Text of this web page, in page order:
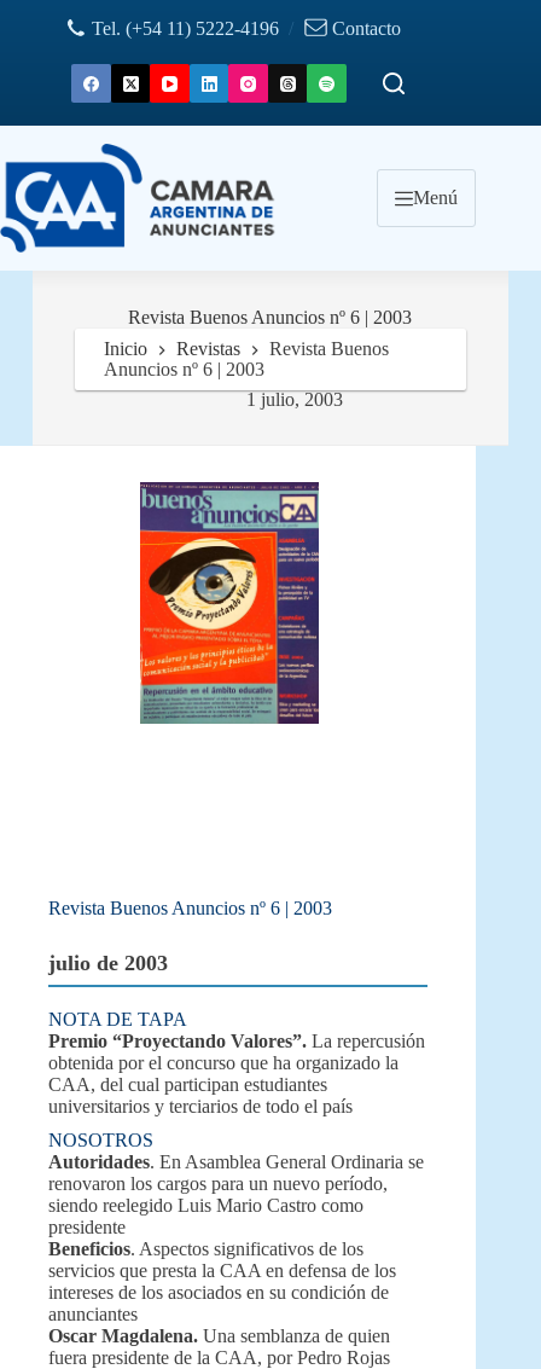
Tel. (+54 11) 5222-4196 / Contacto
Menú
Revista Buenos Anuncios nº 6 | 2003
1 julio, 2003
Inicio Revistas
Revista Buenos
Anuncios nº 6 | 2003
Revista Buenos Anuncios nº 6 | 2003
julio de 2003
NOTA DE TAPA
Premio “Proyectando Valores”. La repercusión
obtenida por el concurso que ha organizado la
CAA, del cual participan estudiantes
universitarios y terciarios de todo el país
NOSOTROS
Autoridades. En Asamblea General Ordinaria se
renovaron los cargos para un nuevo período,
siendo reelegido Luis Mario Castro como
presidente
Beneficios. Aspectos significativos de los
servicios que presta la CAA en defensa de los
intereses de los asociados en su condición de
anunciantes
Oscar Magdalena. Una semblanza de quien
fuera presidente de la CAA, por Pedro Rojas